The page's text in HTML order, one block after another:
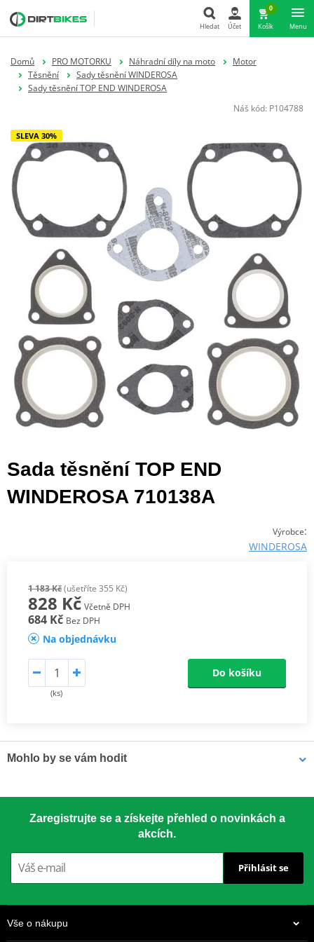
Hledat Účet
0
Košík Menu
Domů PRO MOTORKU Náhradní díly na moto
Motor
Těsnění
Sady těsnění WINDEROSA
Sady těsnění TOP END WINDEROSA
Náš kód: P104788
SLEVA 30%
Sada těsnění TOP END
WINDEROSA 710138A
Výrobce:
WINDEROSA
1 183 Kč(ušetříte 355 Kč)
828 Kč Včetně DPH
684 Kč Bez DPH
Na objednávku
(ks)
Do košíku
Mohlo by se vám hodit
Zaregistrujte se a získejte přehled o novinkách a
akcích.
Přihlásit se
Vše o nákupu